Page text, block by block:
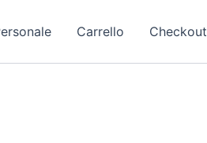
Carrello Checkout